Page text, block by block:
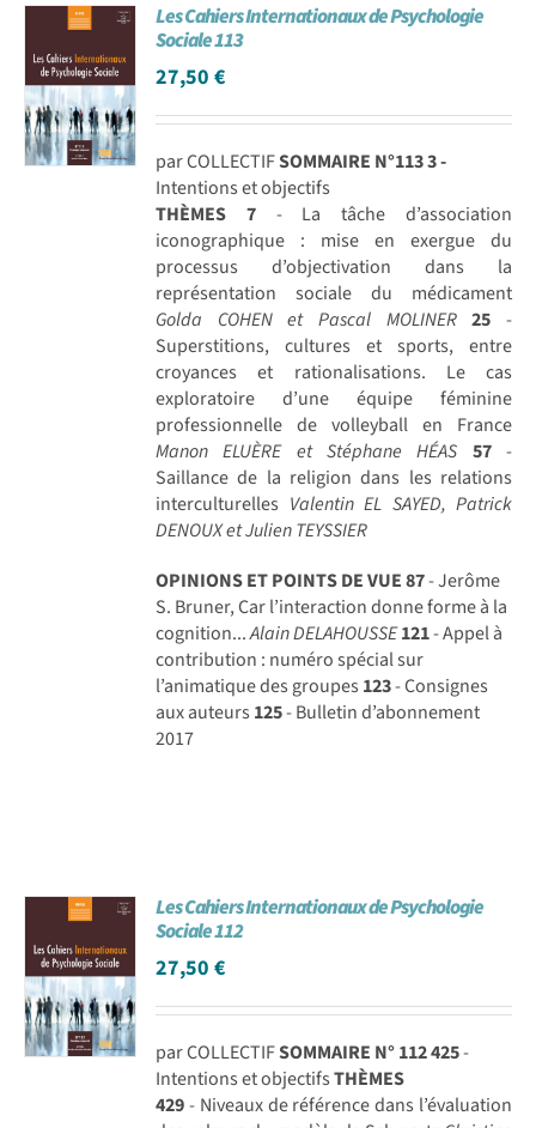
Les Cahiers Internationaux de Psychologie
Sociale 113
27,50€
par COLLECTIFSOMMAIRE N°1133 -
Intentions et objectifs
THÈMES
7- La tâche d’association
iconographique : mise en exergue du
processus d’objectivation dans la
représentation sociale du médicament
Golda COHEN et Pascal MOLINER 25 -
Superstitions, cultures et sports, entre
croyances et rationalisations. Le cas
exploratoire d’une équipe féminine
professionnelle de volleyball en France
Manon ELUÈRE et Stéphane HÉAS 57-
Saillance de la religion dans les relations
interculturelles Valentin EL SAYED, Patrick
DENOUX et Julien TEYSSIER
OPINIONS ET POINTS DE VUE87- Jerôme
S. Bruner, Car l’interaction donne forme à la
cognition...Alain DELAHOUSSE121- Appel à
contribution : numéro spécial sur
l’animatique des groupes 123- Consignes
aux auteurs 125- Bulletin d’abonnement
2017
Les Cahiers Internationaux de Psychologie
Sociale 112
27,50€
par COLLECTIFSOMMAIRE N° 112425-
Intentions et objectifsTHÈMES
429- Niveaux de référence dans l’évaluation